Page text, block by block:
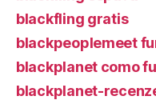
blackfling gratis
blackpeoplemeet
blackplanet como
blackplanet-